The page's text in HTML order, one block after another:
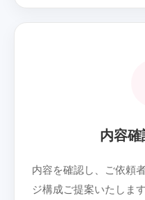
内容
内容を確認し、ご依頼
ジ構成ご提案いたします